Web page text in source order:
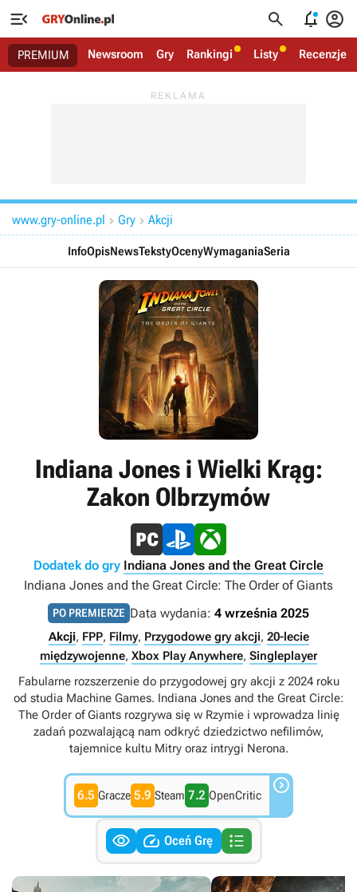
   
PREMIUM Newsroom Gry Rankingi Listy Recenzje
www.gry-online.pl  Gry  Akcji
InfoOpisNewsTekstyOcenyWymaganiaSeria
Indiana Jones i Wielki Krąg:
Zakon Olbrzymów
Dodatek do gry Indiana Jones and the Great Circle
Indiana Jones and the Great Circle: The Order of Giants
PO PREMIERZE Data wydania: 4 września 2025
Akcji, FPP, Filmy, Przygodowe gry akcji, 20-lecie
międzywojenne, Xbox Play Anywhere, Singleplayer
Fabularne rozszerzenie do przygodowej gry akcji z 2024 roku
od studia Machine Games. Indiana Jones and the Great Circle:
The Order of Giants rozgrywa się w Rzymie i wprowadza linię
zadań pozwalającą nam odkryć dziedzictwo nefilimów,
tajemnice kultu Mitry oraz intrygi Nerona.
6.5 Gracze 5.9 Steam 7.2 OpenCritic 
  Oceń Grę 